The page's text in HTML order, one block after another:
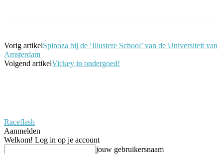
Vorig artikelSpinoza bij de ‘Illustere School’ van de Universiteit van
Amsterdam
Volgend artikelVickey in ondergoed!
Raceflash
Aanmelden
Welkom! Log in op je account
jouw gebruikersnaam